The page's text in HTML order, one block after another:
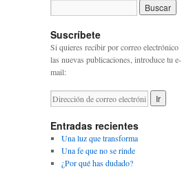
Suscríbete
Si quieres recibir por correo electrónico
las nuevas publicaciones, introduce tu e-
mail:
Entradas recientes
Una luz que transforma
Una fe que no se rinde
¿Por qué has dudado?